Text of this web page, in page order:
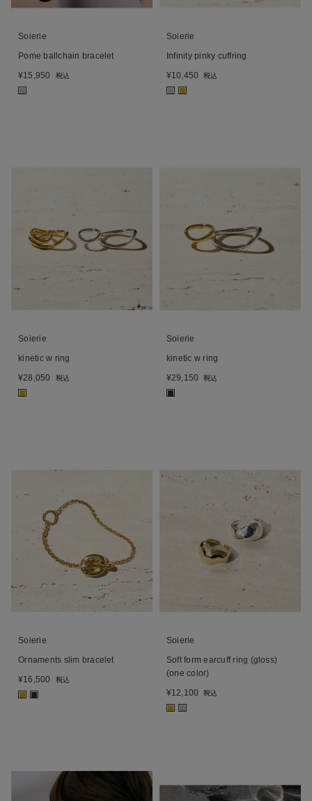
Soierie
Pome ballchain bracelet
¥15,950 税込
Soierie
Infinity pinky cuffring
¥10,450 税込
Soierie
kinetic w ring
¥28,050 税込
■
Soierie
kinetic w ring
¥29,150 税込
■
Soierie
Ornaments slim bracelet
¥16,500 税込
■ ■
Soierie
Soft form earcuff ring (gloss)
(one color)
¥12,100 税込
■ ■